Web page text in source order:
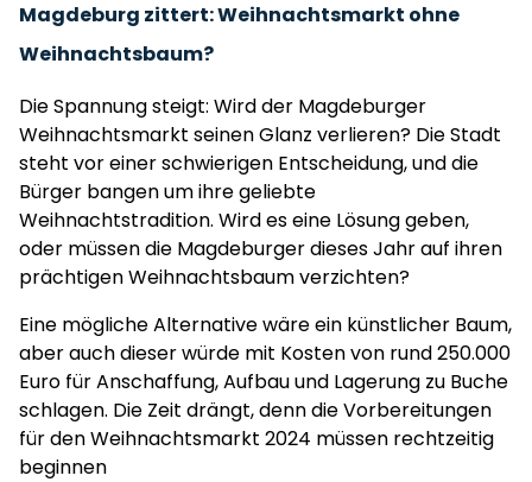
Magdeburg zittert: Weihnachtsmarkt ohne
Weihnachtsbaum?
Die Spannung steigt: Wird der Magdeburger
Weihnachtsmarkt seinen Glanz verlieren? Die Stadt
steht vor einer schwierigen Entscheidung, und die
Bürger bangen um ihre geliebte
Weihnachtstradition. Wird es eine Lösung geben,
oder müssen die Magdeburger dieses Jahr auf ihren
prächtigen Weihnachtsbaum verzichten?
Eine mögliche Alternative wäre ein künstlicher Baum,
aber auch dieser würde mit Kosten von rund 250.000
Euro für Anschaffung, Aufbau und Lagerung zu Buche
schlagen. Die Zeit drängt, denn die Vorbereitungen
für den Weihnachtsmarkt 2024 müssen rechtzeitig
beginnen